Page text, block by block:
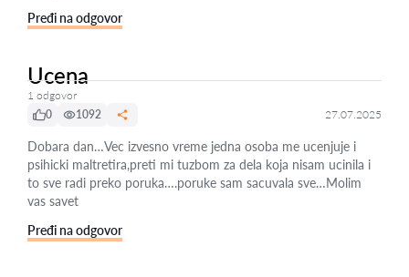
Pređi na odgovor
Ucena
1 odgovor
0
1092 27.07.2025
Dobara dan…Vec izvesno vreme jedna osoba me ucenjuje i
psihicki maltretira,preti mi tuzbom za dela koja nisam ucinila i
to sve radi preko poruka….poruke sam sacuvala sve…Molim
vas savet
Pređi na odgovor